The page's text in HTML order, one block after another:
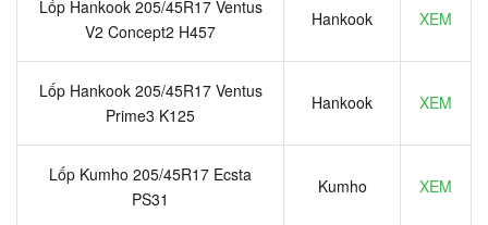
Lốp Hankook 205/45R17 Ventus
V2 Concept2 H457
Hankook XEM
Lốp Hankook 205/45R17 Ventus
Prime3 K125
Hankook XEM
Lốp Kumho 205/45R17 Ecsta
PS31
Kumho XEM